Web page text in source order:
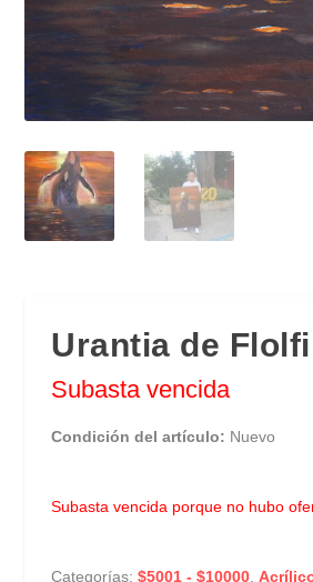
Urantia de Flolfi
Subasta vencida
Condición del artículo: Nuevo
Subasta vencida porque no hubo
Categorías:$5001 - $10000,